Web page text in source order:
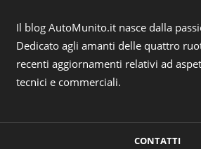
Il blog AutoMunito.it nasce dalla
Dedicato agli amanti delle quattro
recenti aggiornamenti relativi ad
tecnici e commerciali.
CONTATTI